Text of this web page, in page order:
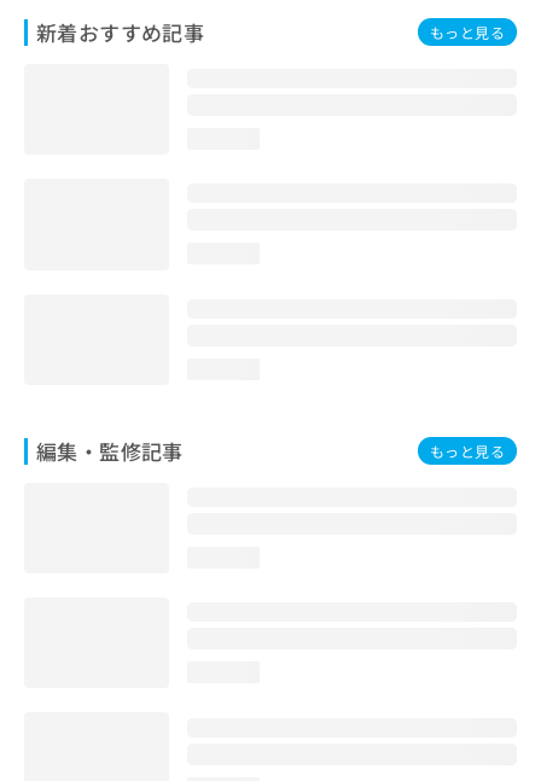
新着おすすめ記事 もっと見る
編集・監修記事 もっと見る
問